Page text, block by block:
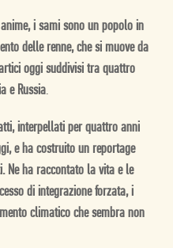
i sami sono un popolo in
delle renne, che si muove da
oggi suddivisi tra quattro
e Russia.
interpellati per quattro anni
e ha costruito un reportage
Ne ha raccontato la vita e le
di integrazione forzata, i
climatico che sembra non